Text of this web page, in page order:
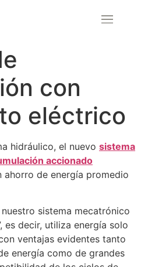
con
eléctrico
hidráulico, el nuevo sistema
accionado
ahorro de energía promedio
sistema mecatrónico
es decir, utiliza energía solo
ventajas evidentes tanto
energía como de grandes